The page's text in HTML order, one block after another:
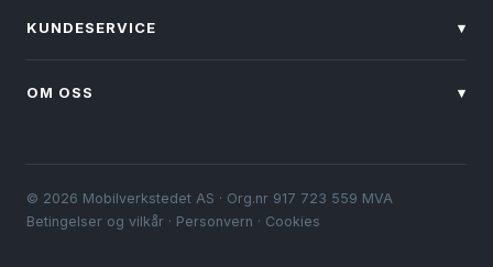
KUNDESERVICE ▾
OM OSS ▾
© 2026 Mobilverkstedet AS · Org.nr 917 723 559 MVA
Betingelser og vilkår · Personvern · Cookies